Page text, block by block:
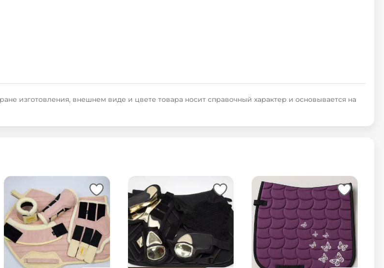
изготовления, внешнем виде и цвете товара носит справочный характер и основывается на